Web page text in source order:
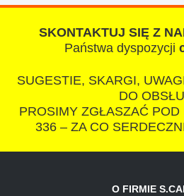
czlowiek. Doradzil
rozsadna cene i od reki
nie chcecie natknac sie na
polecam s-car.pl
IZA
SKONTAKTUJ SIĘ Z
Państwa dyspozycji
SUGESTIE, SKARGI,
DO
PROSIMY ZGŁASZAĆ
336 – ZA CO
O FIRMIE